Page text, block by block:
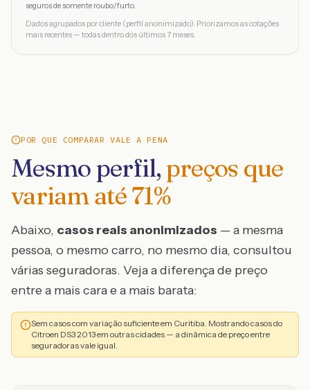
seguros de somente roubo/furto.
Dados agrupados por cliente (perfil anonimizado). Priorizamos as cotações
mais recentes — todas dentro dos últimos 7 meses.
POR QUE COMPARAR VALE A PENA
Mesmo perfil, preços que
variam até71%
Abaixo, casos reais anonimizados — a mesma
pessoa, o mesmo carro, no mesmo dia, consultou
várias seguradoras. Veja a diferença de preço
entre a mais cara e a mais barata:
Sem casos com variação suficiente em Curitiba. Mostrando casos do
Citroen DS3 2013 em outras cidades — a dinâmica de preço entre
seguradoras vale igual.